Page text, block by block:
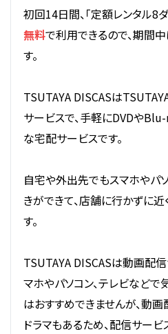
初回14日間、「定額レンタル8
無料で利用できるので、期間
す。
TSUTAYA DISCASは
サービスで、手軽にDVDや
な宅配サービスです。
自宅や外出先でもスマホやパ
きができて、店舗に行かずに
す。
TSUTAYA DISCASは動画配
マホやパソコン、テレビなど
はおすすめできませんが、動
ドラマもあるため、配信サー